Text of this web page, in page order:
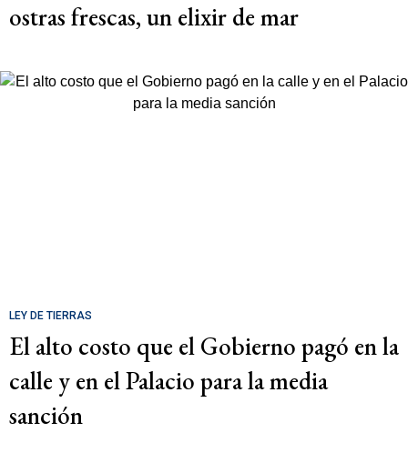
ostras frescas, un elixir de mar
LEY DE TIERRAS
El alto costo que el Gobierno pagó en la
calle y en el Palacio para la media
sanción